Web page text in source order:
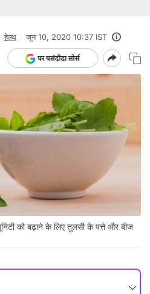
हेल्थ जून 10, 2020 10:37 IST
को बढ़ाने के लिए तुलसी के पत्ते और बीज